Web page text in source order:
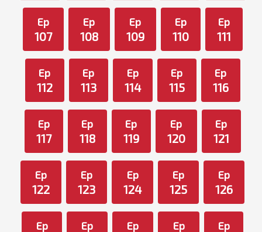
Ep
107
Ep
108
Ep
109
Ep
110
Ep
111
Ep
112
Ep
113
Ep
114
Ep
115
Ep
116
Ep
117
Ep
118
Ep
119
Ep
120
Ep
121
Ep
122
Ep
123
Ep
124
Ep
125
Ep
126
Ep Ep Ep Ep Ep